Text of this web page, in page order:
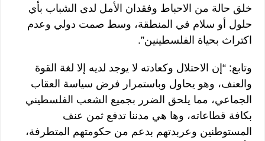
خلق حالة من الاحباط وفقدان الأمل لدى الشباب بأي
حلول أو سلام في المنطقة، وسط صمت دولي وعدم
اكتراث بحياة الفلسطينين”.
وتابع: “إن الاحتلال وكعادته لا يوجد لديه إلا لغة القوة
والعنف، وهو يحاول وباستمرار فرض سياسة العقاب
الجماعي، مما يلحق الضرر بجميع الشعب الفلسطيني
بكافة قطاعاته، وها هي مدننا تدفع ثمن عنف
المستوطنين وعربدتهم بدعم من حكومتهم المتطرفة،